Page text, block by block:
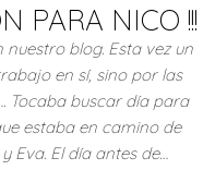
PARA NICO !!!
blog. Esta vez un
en sí, sino por las
Tocaba buscar día para
estaba en camino de
Eva. El día antes de…